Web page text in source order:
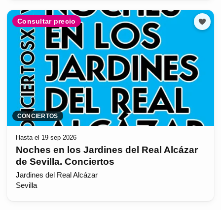
Consultar precio
CONCIERTOS
Hasta el 19 sep 2026
Noches en los Jardines del Real Alcázar
de Sevilla. Conciertos
Jardines del Real Alcázar
Sevilla